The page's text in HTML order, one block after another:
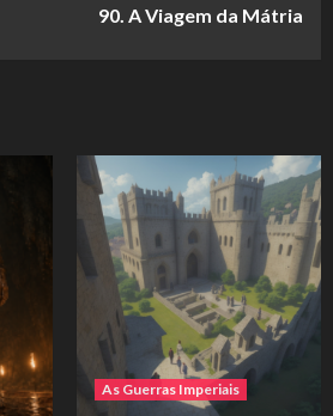
90. A Viagem da Mátria
As Guerras Imperiais